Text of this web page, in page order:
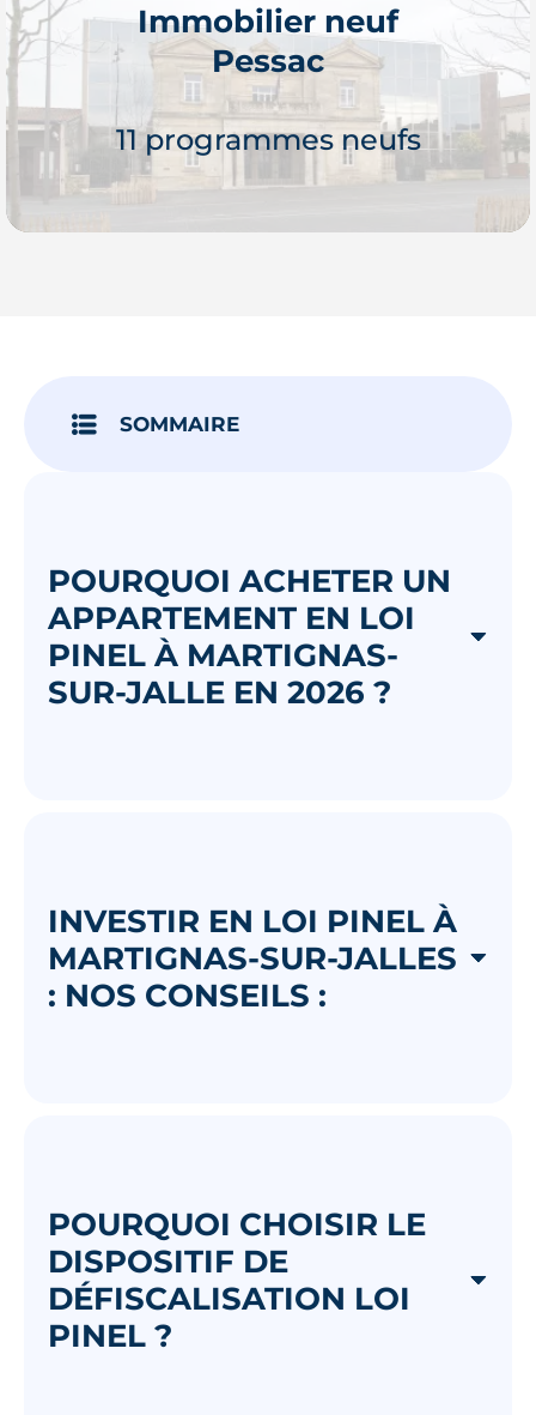
Je découvre
Immobilier neuf
Pessac
11 programmes neufs
SOMMAIRE
POURQUOI ACHETER UN
APPARTEMENT EN LOI
PINEL À MARTIGNAS-
SUR-JALLE EN 2026 ?
INVESTIR EN LOI PINEL À
MARTIGNAS-SUR-JALLES
: NOS CONSEILS :
POURQUOI CHOISIR LE
DISPOSITIF DE
DÉFISCALISATION LOI
PINEL ?